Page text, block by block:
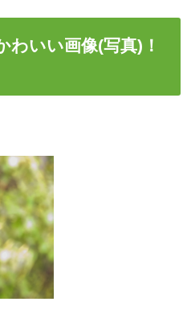
いい画像(写真)！